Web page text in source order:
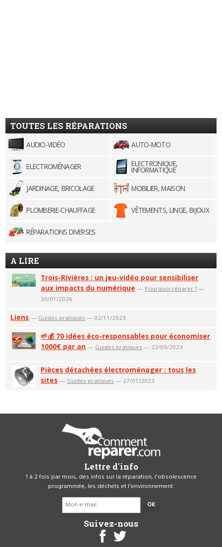
TOUTES LES RÉPARATIONS
AUDIO-VIDÉO AUTO-MOTO
ELECTROMÉNAGER ELECTRONIQUE,
INFORMATIQUE
JARDINAGE, BRICOLAGE
MOBILIER, MAISON
PLOMBERIE-CHAUFFAGE VÊTEMENTS, LINGE, BIJOUX
RÉPARATIONS DIVERSES
A LIRE
Trois-Rivières : un jeu-vidéo pour sensibiliser
aux impacts du numérique — Pourquoi réparer ? —
30/01/2026
Liens — Guides pratiques — 02/11/2023
🌱💰 70 idées éco-responsables pour économiser
1000€ par an — Guides pratiques — 22/09/2023
Pièces détachées électroménager : tous les
sites — Guides pratiques — 27/01/2023
Lettre d'info
1 à 2 fois par mois, des infos sur la réparation, l'obsolescence
programmée, les déchets et l'environnement.
OK
Suivez-nous